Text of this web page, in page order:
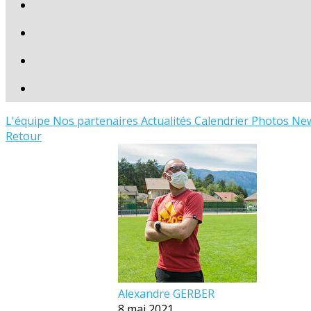
L'équipe Nos partenaires Actualités Calendrier Photos
Retour
Alexandre GERBER